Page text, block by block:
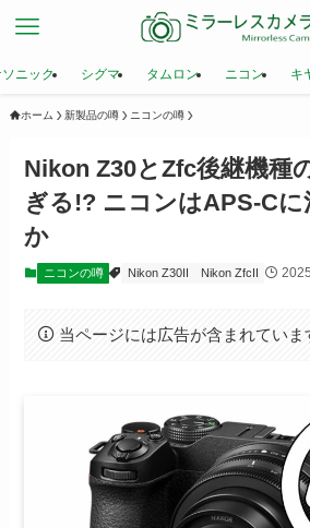
ニック シグマ タムロン ニコン キ
ホーム 新製品の噂 ニコンの噂
Nikon Z30とZfc後継機種
ぎる!? ニコンはAPS-C
か
ニコンの噂 Nikon Z30II Nikon ZfcII
当ページには広告が含まれていま